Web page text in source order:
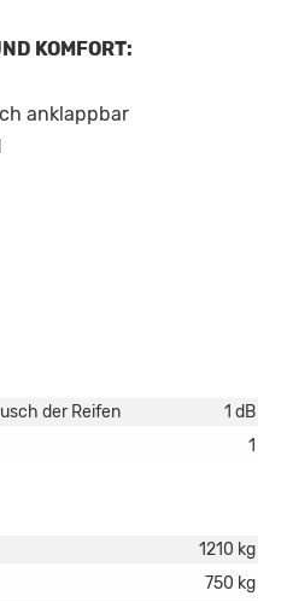
KOMFORT:
anklappbar
der Reifen
1 dB
1
1210 kg
750 kg